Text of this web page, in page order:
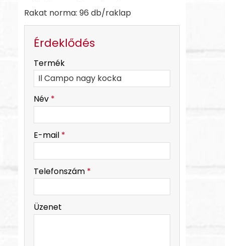
Rakat norma: 96 db/raklap
Érdeklődés
-
Termék
Név *
E-mail *
Telefonszám *
Üzenet